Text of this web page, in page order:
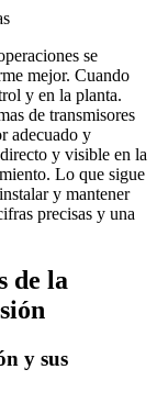
se
mejor. Cuando
y en la planta.
de transmisores
adecuado y
y visible en la
Lo que sigue
y mantener
precisas y una
de la
y sus